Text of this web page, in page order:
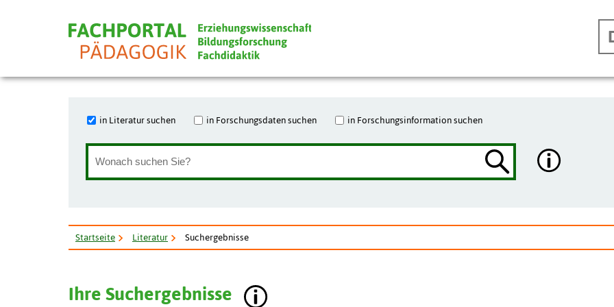
in Literatur suchen in Forschungsdaten suchen in Forschungsinformation suchen
Startseite Literatur Suchergebnisse
Ihre Suchergebnisse